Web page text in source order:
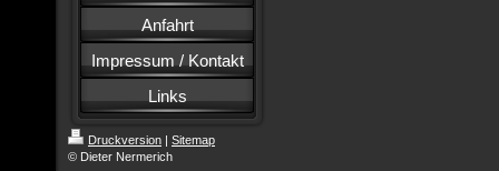
Anfahrt
Impressum / Kontakt
Links
Druckversion | Sitemap
© Dieter Nermerich